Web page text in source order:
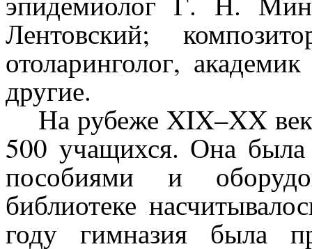
Лентовский;
отоларинголог,
другие.
На рубеже XIX–XX
500 учащихся. Она
пособиями и
библиотеке
году гимназия была